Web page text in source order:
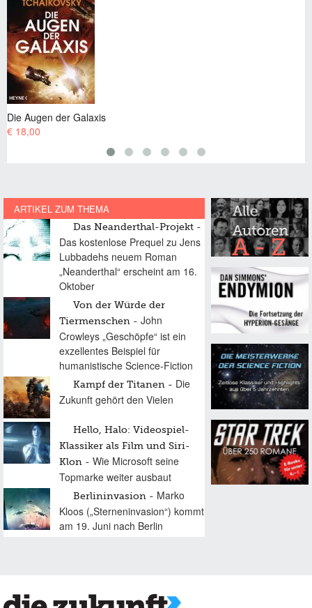
der Galaxis
ARTIKEL ZUM THEMA
Das Neanderthal-Projekt
Das kostenlose Prequel zu Jens
Lubbadehs neuem Roman
„Neanderthal“ erscheint am 16.
Oktober
Von der Würde der
Tiermenschen
John
Crowleys „Geschöpfe“ ist ein
exzellentes Beispiel für
humanistische Science-Fiction
Kampf der Titanen
Die
Zukunft gehört den Vielen
Hello, Halo: Videospiel-
Klassiker als Film und Siri-
Klon
Wie Microsoft seine
Topmarke weiter ausbaut
Berlininvasion
Marko
Kloos („Sterneninvasion“) kommt
am 19. Juni nach Berlin